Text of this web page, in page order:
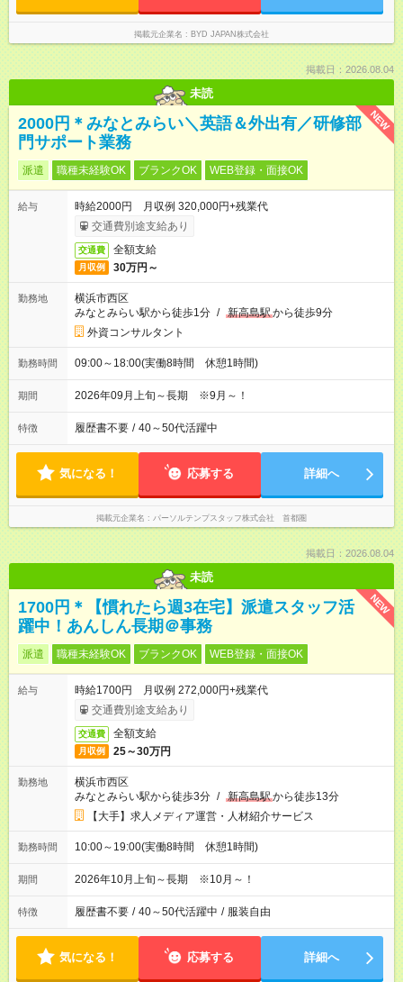
掲載元企業名 BYD JAPAN株式会社
掲載日：2026.08.04
未読
NEW
2000円＊みなとみらい＼英語＆外出有／研修部
門サポート業務
派遣 職種未経験OK ブランクOK WEB登録・面接OK
給与
時給2000円 月収例 320,000円+残業代
交通費別途支給あり
交通費 全額支給
月収例 30万円～
勤務地
横浜市西区
みなとみらい駅から徒歩1分 / 新高島駅から徒歩9分
外資コンサルタント
勤務時間 09:00～18:00(実働8時間 休憩1時間)
期間 2026年09月上旬～長期 ※9月～！
特徴 履歴書不要 / 40～50代活躍中
気になる！ 応募する 詳細へ
掲載元企業名 パーソルテンプスタッフ株式会社 首都圏
掲載日：2026.08.04
未読
NEW
1700円＊【慣れたら週3在宅】派遣スタッフ活
躍中！あんしん長期＠事務
派遣 職種未経験OK ブランクOK WEB登録・面接OK
給与
時給1700円 月収例 272,000円+残業代
交通費別途支給あり
交通費 全額支給
月収例 25～30万円
勤務地
横浜市西区
みなとみらい駅から徒歩3分 / 新高島駅から徒歩13分
【大手】求人メディア運営・人材紹介サービス
勤務時間 10:00～19:00(実働8時間 休憩1時間)
期間 2026年10月上旬～長期 ※10月～！
特徴 履歴書不要 / 40～50代活躍中 / 服装自由
気になる！ 応募する 詳細へ